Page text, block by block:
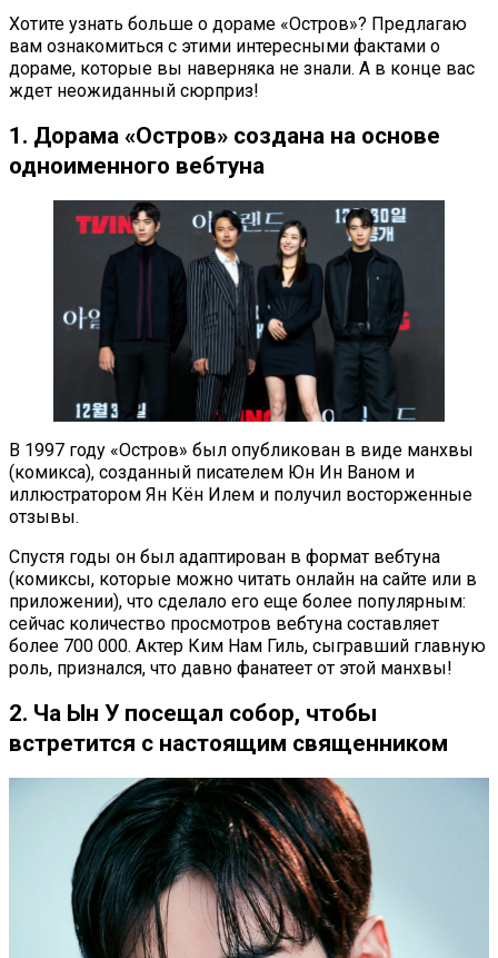
Хотите узнать больше о дораме «Остров»? Предлагаю
вам ознакомиться с этими интересными фактами о
дораме, которые вы наверняка не знали. А в конце вас
ждет неожиданный сюрприз!
1. Дорама «Остров» создана на основе
одноименного вебтуна
В 1997 году «Остров» был опубликован в виде манхвы
(комикса), созданный писателем Юн Ин Ваном и
иллюстратором Ян Кён Илем и получил восторженные
отзывы.
Спустя годы он был адаптирован в формат вебтуна
(комиксы, которые можно читать онлайн на сайте или в
приложении), что сделало его еще более популярным:
сейчас количество просмотров вебтуна составляет
более 700 000. Актер Ким Нам Гиль, сыгравший главную
роль, признался, что давно фанатеет от этой манхвы!
2. Ча Ын У посещал собор, чтобы
встретится с настоящим священником